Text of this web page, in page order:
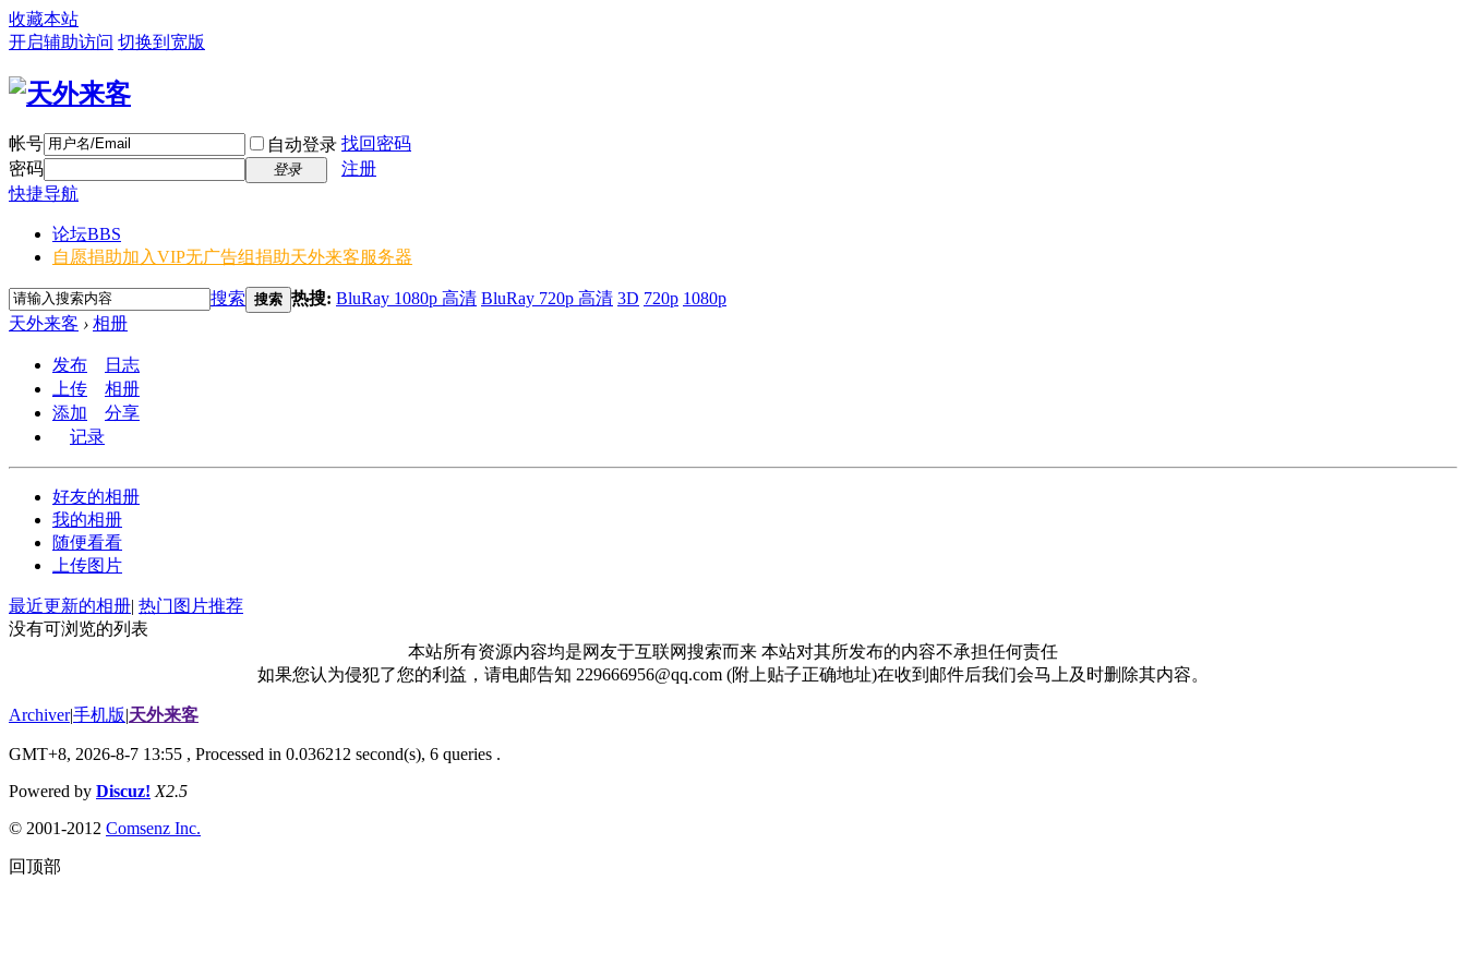
收藏本站
开启辅助访问 切换到宽版
帐号 自动登录 找回密码
密码
登录
注册
快捷导航
论坛BBS
自愿捐助加入VIP无广告组捐助天外来客服务器
搜索 搜索 热搜: BluRay 1080p 高清 BluRay 720p 高清 3D 720p 1080p
天外来客 › 相册
发布
日志
上传
相册
添加
分享
记录
好友的相册
我的相册
随便看看
上传图片
最近更新的相册| 热门图片推荐
没有可浏览的列表
本站所有资源内容均是网友于互联网搜索而来 本站对其所发布的内容不承担任何责任
如果您认为侵犯了您的利益，请电邮告知 229666956@qq.com (附上贴子正确地址)在收到邮件后我们会马上及时删除其内容。
Archiver|手机版|天外来客
GMT+8, 2026-8-7 13:55 , Processed in 0.036212 second(s), 6 queries .
Powered by Discuz! X2.5
© 2001-2012 Comsenz Inc.
回顶部